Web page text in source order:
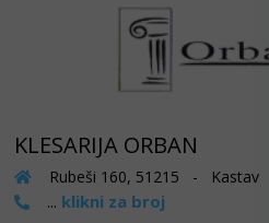
KLESARIJA ORBAN
Rubeši 160, 51215 - Kastav
... klikni za broj